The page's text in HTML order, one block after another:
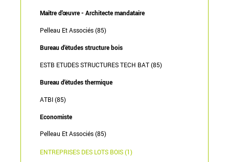
Maître d'œuvre - Architecte mandataire
Pelleau Et Associés (85)
Bureau d'études structure bois
ESTB ETUDES STRUCTURES TECH BAT (85)
Bureau d'études thermique
ATBI (85)
Economiste
Pelleau Et Associés (85)
ENTREPRISES DES LOTS BOIS (1)